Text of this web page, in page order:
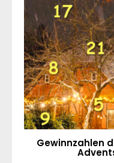
Gewinnzahlen